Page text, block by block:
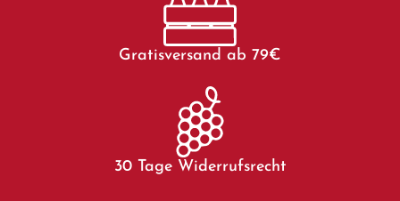
Gratisversand ab 79€
30 Tage Widerrufsrecht